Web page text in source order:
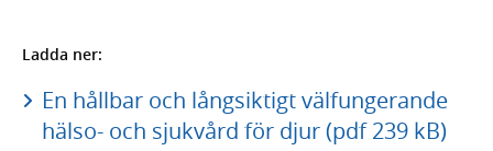
Ladda ner:
En hållbar och långsiktigt välfungerande
hälso- och sjukvård för djur (pdf 239 kB)